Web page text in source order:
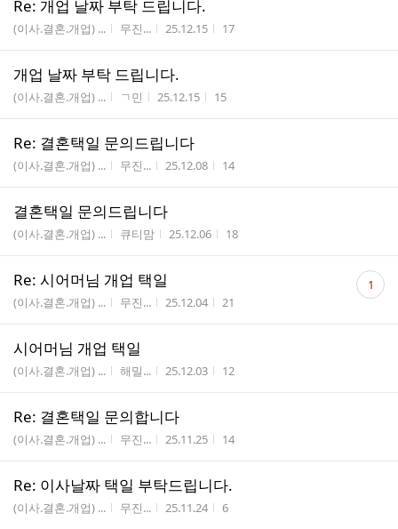
Re: 개업 날짜 부탁 드립니다.
게시판명
(이사.결혼.개업) ... 작성자
무진... 작성시간
25.12.15 조회수
17
개업 날짜 부탁 드립니다.
게시판명
(이사.결혼.개업) ... 작성자
ㄱ민 작성시간
25.12.15 조회수
15
Re: 결혼택일 문의드립니다
게시판명
(이사.결혼.개업) ... 작성자
무진... 작성시간
25.12.08 조회수
14
결혼택일 문의드립니다
게시판명
(이사.결혼.개업) ... 작성자
큐티맘 작성시간
25.12.06 조회수
18
Re: 시어머님 개업 택일
게시판명
(이사.결혼.개업) ... 작성자
무진... 작성시간
25.12.04 조회수
21
댓
글 1
시어머님 개업 택일
게시판명
(이사.결혼.개업) ... 작성자
해밀... 작성시간
25.12.03 조회수
12
Re: 결혼택일 문의합니다
게시판명
(이사.결혼.개업) ... 작성자
무진... 작성시간
25.11.25 조회수
14
Re: 이사날짜 택일 부탁드립니다.
게시판명
(이사.결혼.개업) ... 작성자
무진... 작성시간
25.11.24 조회수
6